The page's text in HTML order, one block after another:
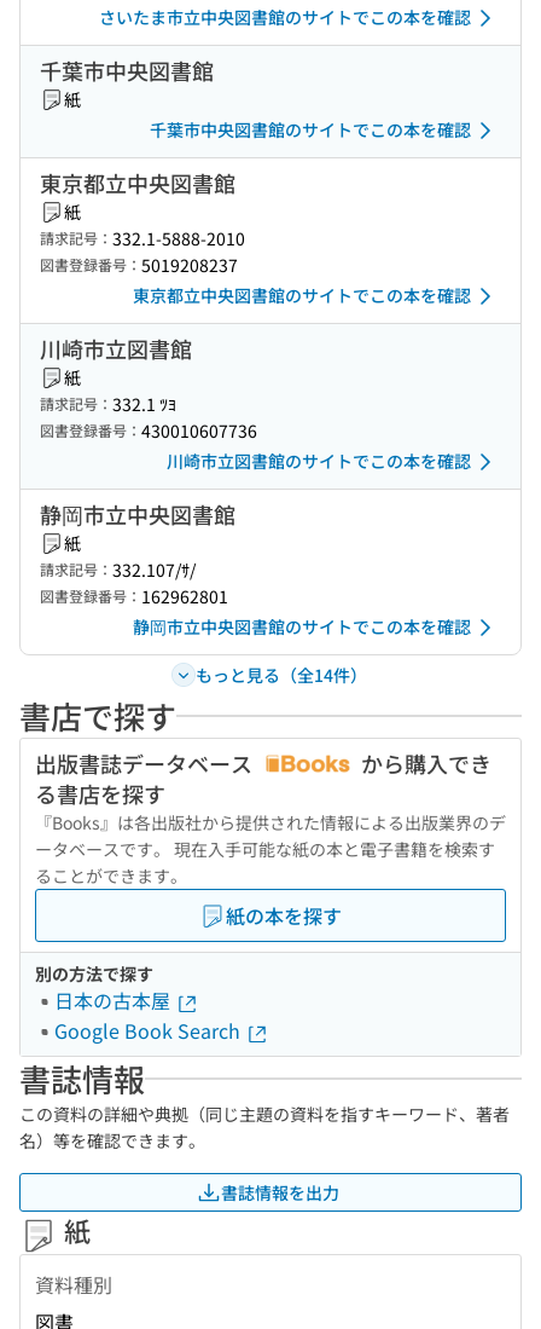
さいたま市立中央図書館のサイトでこの本を確認
千葉市中央図書館
紙
千葉市中央図書館のサイトでこの本を確認
東京都立中央図書館
紙
請求記号： 332.1-5888-2010
図書登録番号： 5019208237
東京都立中央図書館のサイトでこの本を確認
川崎市立図書館
紙
請求記号： 332.1 ﾂﾖ
図書登録番号： 430010607736
川崎市立図書館のサイトでこの本を確認
静岡市立中央図書館
紙
請求記号： 332.107/ｻ/
図書登録番号： 162962801
静岡市立中央図書館のサイトでこの本を確認
もっと見る（全14件）
書店で探す
出版書誌データベース
から購入でき
る書店を探す
『Books』は各出版社から提供された情報による出版業界のデ
ータベースです。 現在入手可能な紙の本と電子書籍を検索す
ることができます。
紙の本を探す
別の方法で探す
日本の古本屋
Google Book Search
書誌情報
この資料の詳細や典拠（同じ主題の資料を指すキーワード、著者
名）等を確認できます。
書誌情報を出力
紙
資料種別
図書